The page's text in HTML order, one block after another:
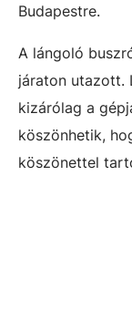
Budapestre.
A lángoló
járaton utazott.
kizárólag a
köszönhetik,
köszönettel